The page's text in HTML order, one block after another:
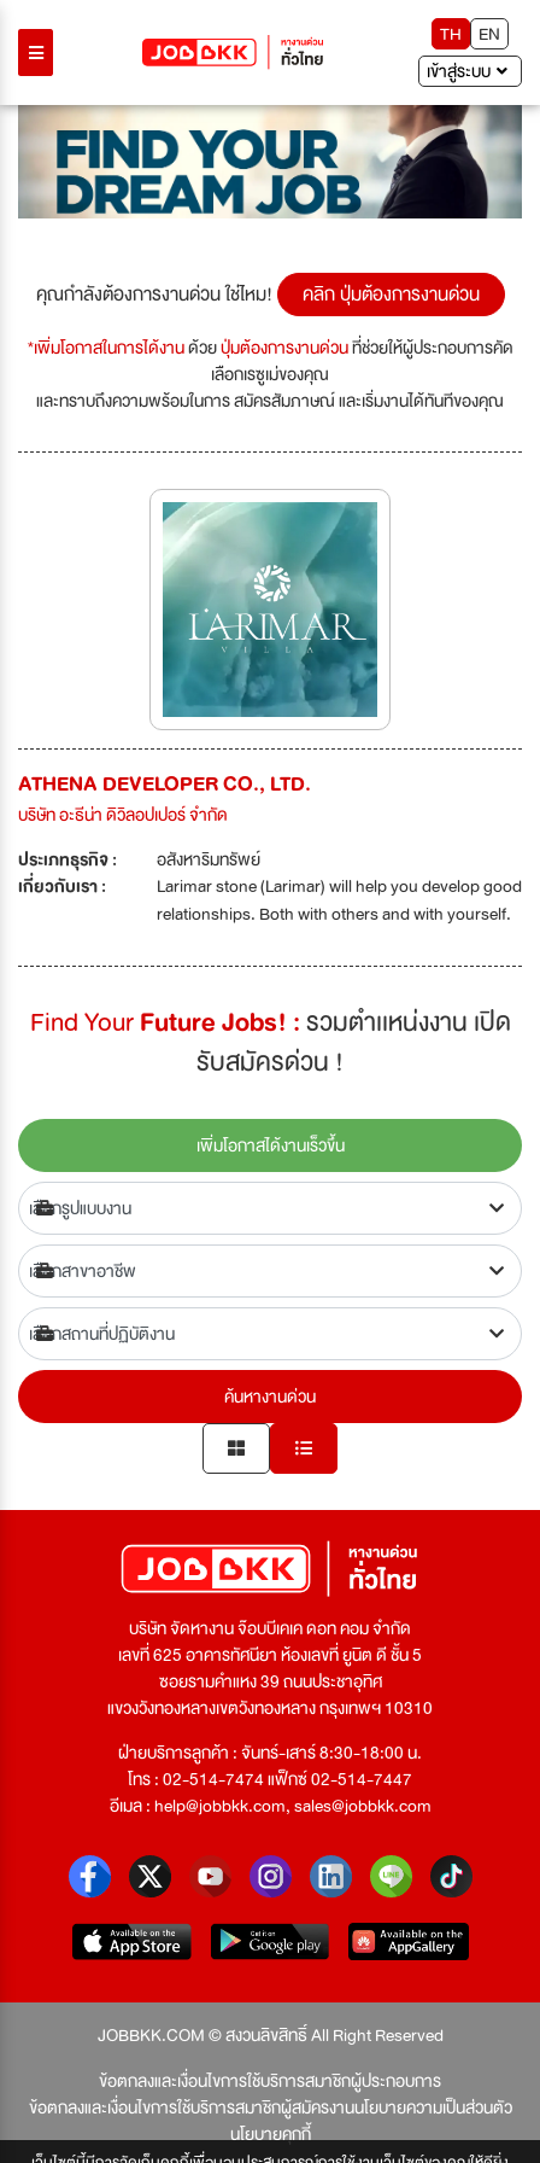
TH
EN
เข้าสู่ระบบ
คุณกำลังต้องการงานด่วน ใช่ไหม! คลิก ปุ่มต้องการงานด่วน
*เพิ่มโอกาสในการได้งานด้วยปุ่มต้องการงานด่วนที่ช่วยให้ผู้ประกอบการคัด
เลือกเรซูเม่ของคุณ
และทราบถึงความพร้อมในการ สมัครสัมภาษณ์ และเริ่มงานได้ทันทีของคุณ
ATHENA DEVELOPER CO., LTD.
บริษัท อะธีน่า ดิวิลอปเปอร์ จำกัด
ประเภทธุรกิจ :
อสังหาริมทรัพย์
เกี่ยวกับเรา :
Larimar stone (Larimar) will help you develop good
relationships. Both with others and with yourself.
Find YourFuture Jobs! :รวมตำเเหน่งงาน เปิด
รับสมัครด่วน !
เพิ่มโอกาสได้งานเร็วขึ้น
ค้นหางานด่วน
บริษัท จัดหางาน จ๊อบบีเคเค ดอท คอม จำกัด
เลขที่ 625 อาคารทัศนียา ห้องเลขที่ ยูนิต ดี ชั้น 5
ซอยรามคำแหง 39 ถนนประชาอุทิศ
แขวงวังทองหลางเขตวังทองหลาง กรุงเทพฯ 10310
ฝ่ายบริการลูกค้า : จันทร์-เสาร์ 8:30-18:00 น.
โทร : 02-514-7474 แฟ็กซ์ 02-514-7447
อีเมล :help@jobbkk.com,sales@jobbkk.com
JOBBKK.COM © สงวนลิขสิทธิ์ All Right Reserved
ข้อตกลงและเงื่อนไขการใช้บริการสมาชิกผู้ประกอบการ
ข้อตกลงและเงื่อนไขการใช้บริการสมาชิกผู้สมัครงานนโยบายความเป็นส่วนตัว
นโยบายคุกกี้